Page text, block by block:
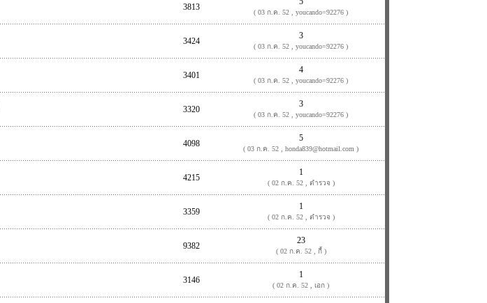
3813
( 03 ก.ค. 52 , youcando=92276 )
3424
3
( 03 ก.ค. 52 , youcando=92276 )
3401
4
( 03 ก.ค. 52 , youcando=92276 )
3320
3
( 03 ก.ค. 52 , youcando=92276 )
4098
5
( 03 ก.ค. 52 , honda839@hotmail.com )
4215
1
( 02 ก.ค. 52 , ตำรวจ )
3359
1
( 02 ก.ค. 52 , ตำรวจ )
9382
23
( 02 ก.ค. 52 , กี้ )
3146
1
( 02 ก.ค. 52 , เอก )